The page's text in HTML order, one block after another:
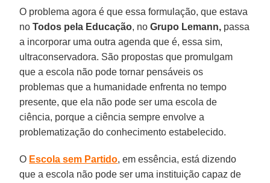
O problema agora é que essa formulação, que estava
noTodos pela Educação, noGrupo Lemann, passa
a incorporar uma outra agenda que é, essa sim,
ultraconservadora. São propostas que promulgam
que a escola não pode tornar pensáveis os
problemas que a humanidade enfrenta no tempo
presente, que ela não pode ser uma escola de
ciência, porque a ciência sempre envolve a
problematização do conhecimento estabelecido.
O Escola sem Partido, em essência, está dizendo
que a escola não pode ser uma instituição capaz de